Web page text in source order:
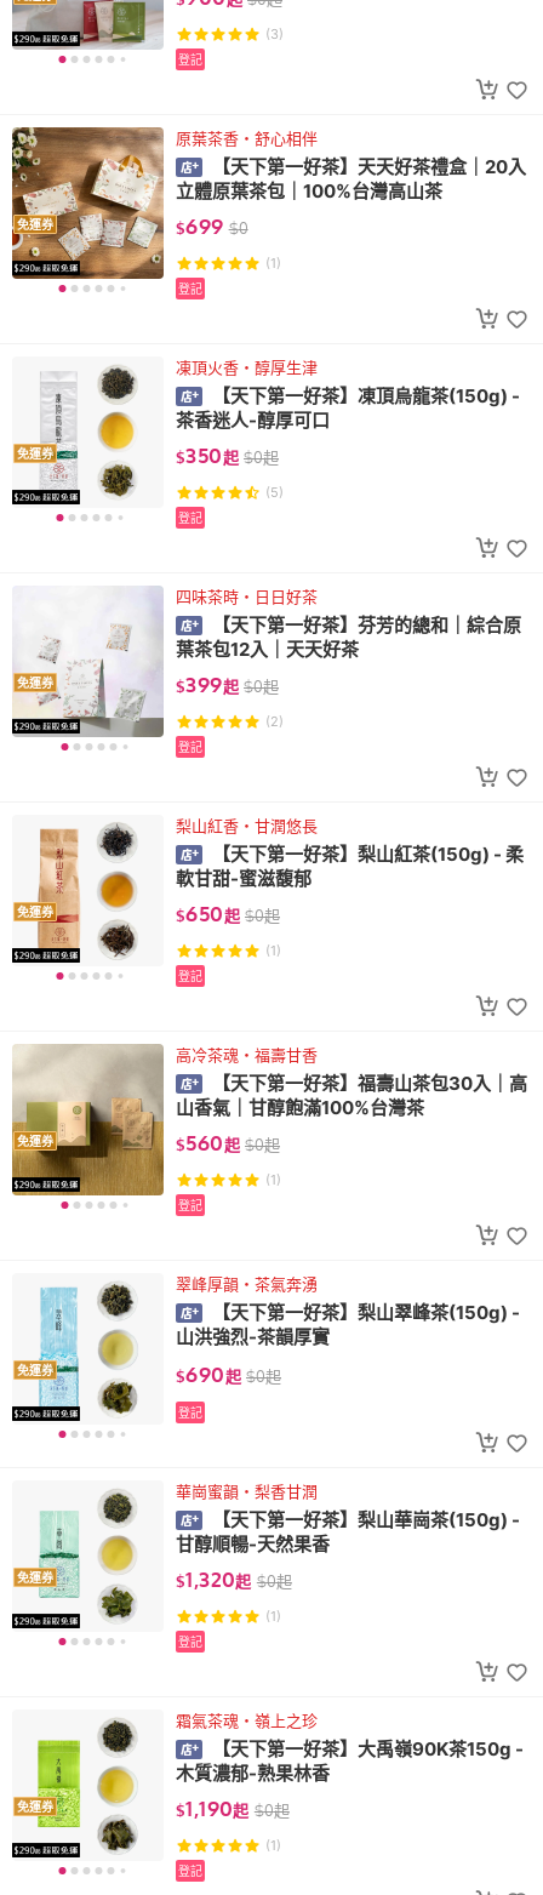
(3)
登記
免運券
原葉茶香・舒心相伴
【天下第一好茶】天天好茶禮盒｜20入
立體原葉茶包｜100%台灣高山茶
$699 $0
(1)
登記
免運券
凍頂火香・醇厚生津
【天下第一好茶】凍頂烏龍茶(150g) -
茶香迷人-醇厚可口
$350起 $0起
(5)
登記
免運券
四味茶時・日日好茶
【天下第一好茶】芬芳的總和｜綜合原
葉茶包12入｜天天好茶
$399起 $0起
(2)
登記
免運券
梨山紅香・甘潤悠長
【天下第一好茶】梨山紅茶(150g) - 柔
軟甘甜-蜜滋馥郁
$650起 $0起
(1)
登記
免運券
高冷茶魂・福壽甘香
【天下第一好茶】福壽山茶包30入｜高
山香氣｜甘醇飽滿100%台灣茶
$560起 $0起
(1)
登記
免運券
翠峰厚韻・茶氣奔湧
【天下第一好茶】梨山翠峰茶(150g) -
山洪強烈-茶韻厚實
$690起 $0起
登記
免運券
華崗蜜韻・梨香甘潤
【天下第一好茶】梨山華崗茶(150g) -
甘醇順暢-天然果香
$1,320起 $0起
(1)
登記
免運券
霜氣茶魂・嶺上之珍
【天下第一好茶】大禹嶺90K茶150g -
木質濃郁-熟果林香
$1,190起 $0起
(1)
登記